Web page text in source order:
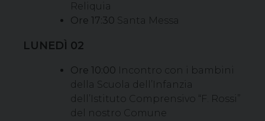
Reliquia
Ore 17:30 Santa Messa
LUNEDÌ 02
Ore 10:00 Incontro con i bambini
della Scuola dell’Infanzia
dell’Istituto Comprensivo “F. Rossi”
del nostro Comune